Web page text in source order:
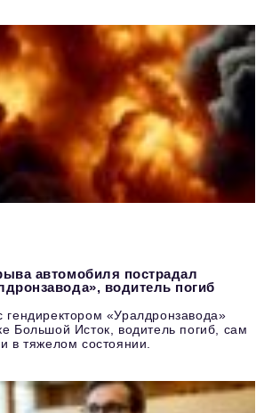
автомобиля пострадал
водитель погиб
гендиректором «Уралдронзавода»
Большой Исток, водитель погиб, сам
в тяжелом состоянии.